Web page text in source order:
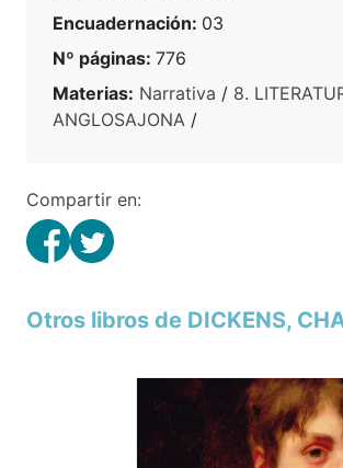
Encuadernación: 03
Nº páginas: 776
Materias: Narrativa / 8.
ANGLOSAJONA /
Compartir en:
Otros libros de DICKENS,